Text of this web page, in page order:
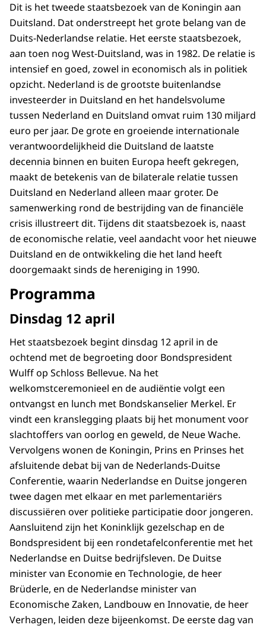
Dit is het tweede staatsbezoek van de Koningin aan
Duitsland. Dat onderstreept het grote belang van de
Duits-Nederlandse relatie. Het eerste staatsbezoek,
aan toen nog West-Duitsland, was in 1982. De relatie is
intensief en goed, zowel in economisch als in politiek
opzicht. Nederland is de grootste buitenlandse
investeerder in Duitsland en het handelsvolume
tussen Nederland en Duitsland omvat ruim 130 miljard
euro per jaar. De grote en groeiende internationale
verantwoordelijkheid die Duitsland de laatste
decennia binnen en buiten Europa heeft gekregen,
maakt de betekenis van de bilaterale relatie tussen
Duitsland en Nederland alleen maar groter. De
samenwerking rond de bestrijding van de financiële
crisis illustreert dit. Tijdens dit staatsbezoek is, naast
de economische relatie, veel aandacht voor het nieuwe
Duitsland en de ontwikkeling die het land heeft
doorgemaakt sinds de hereniging in 1990.
Programma
Dinsdag 12 april
Het staatsbezoek begint dinsdag 12 april in de
ochtend met de begroeting door Bondspresident
Wulff op Schloss Bellevue. Na het
welkomstceremonieel en de audiëntie volgt een
ontvangst en lunch met Bondskanselier Merkel. Er
vindt een kranslegging plaats bij het monument voor
slachtoffers van oorlog en geweld, de Neue Wache.
Vervolgens wonen de Koningin, Prins en Prinses het
afsluitende debat bij van de Nederlands-Duitse
Conferentie, waarin Nederlandse en Duitse jongeren
twee dagen met elkaar en met parlementariërs
discussiëren over politieke participatie door jongeren.
Aansluitend zijn het Koninklijk gezelschap en de
Bondspresident bij een rondetafelconferentie met het
Nederlandse en Duitse bedrijfsleven. De Duitse
minister van Economie en Technologie, de heer
Brüderle, en de Nederlandse minister van
Economische Zaken, Landbouw en Innovatie, de heer
Verhagen, leiden deze bijeenkomst. De eerste dag van